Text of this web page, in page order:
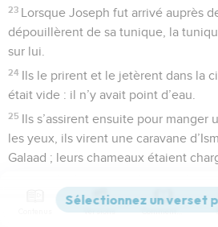
23 Lorsque Joseph fut arrivé auprès
dépouillèrent de sa tunique, la
sur lui.
24 Ils le prirent et le jetèrent dans la
était vide : il n’y avait point d’eau.
25 Ils s’assirent ensuite pour manger
les yeux, ils virent une caravane
Galaad ; leurs chameaux étaient
Alors Juda dit à ses frères : Quel
Versions Commentaires